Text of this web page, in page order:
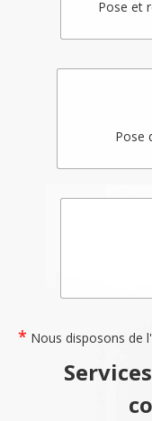
Pose et
Pose
* Nous disposons de